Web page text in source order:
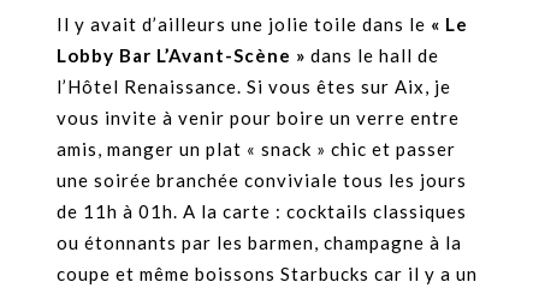
Il y avait d’ailleurs une jolie toile dans le « Le
Lobby Bar L’Avant-Scène » dans le hall de
l’Hôtel Renaissance. Si vous êtes sur Aix, je
vous invite à venir pour boire un verre entre
amis, manger un plat « snack » chic et passer
une soirée branchée conviviale tous les jours
de 11h à 01h. A la carte : cocktails classiques
ou étonnants par les barmen, champagne à la
coupe et même boissons Starbucks car il y a un